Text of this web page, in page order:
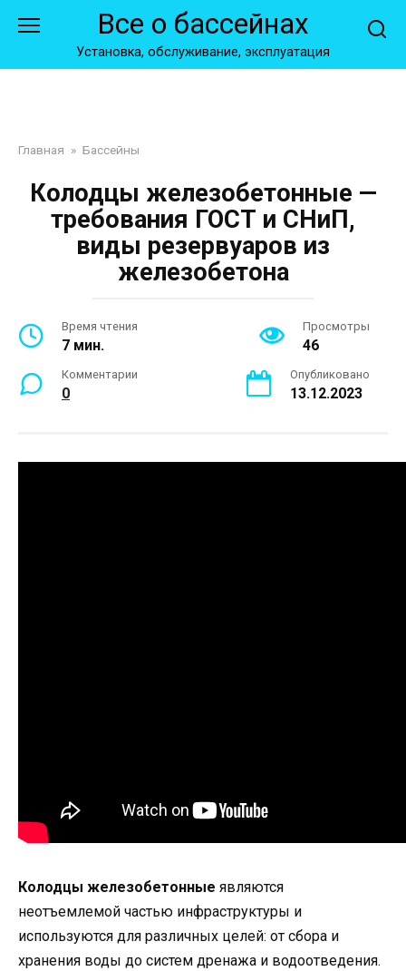
Все о бассейнах
Установка, обслуживание, эксплуатация
Главная » Бассейны
Колодцы железобетонные —
требования ГОСТ и СНиП,
виды резервуаров из
железобетона
Время чтения
7 мин.
Просмотры
46
Комментарии
0
Опубликовано
13.12.2023
Колодцы железобетонные являются
неотъемлемой частью инфраструктуры и
используются для различных целей: от сбора и
хранения воды до систем дренажа и водоотведения.